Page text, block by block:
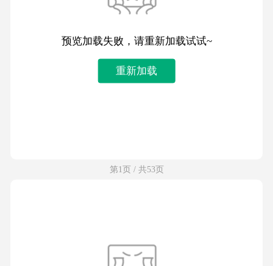
预览加载失败，请重新加载试试~
重新加载
第1页 / 共53页